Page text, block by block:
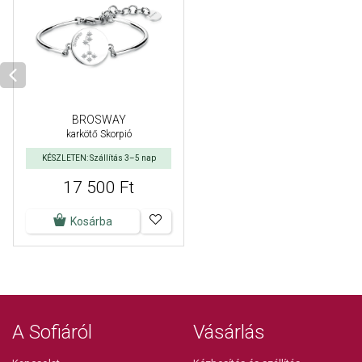
BROSWAY
karkötő Skorpió
KÉSZLETEN: Szállítás 3–5 nap
17 500 Ft
Kosárba
A Sofiáról Vásárlás